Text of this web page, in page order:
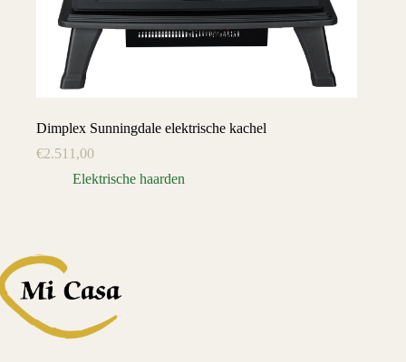
Dimplex Sunningdale elektrische kachel
€2.511,00
Elektrische haarden